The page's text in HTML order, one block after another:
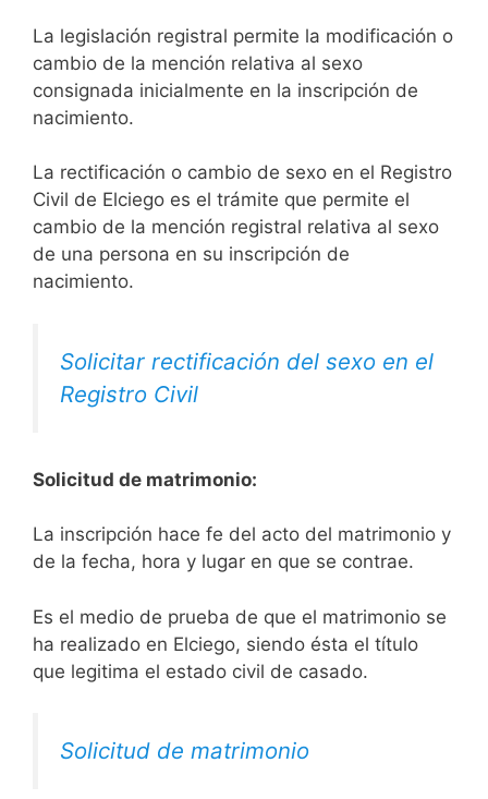
La legislación registral permite la modificación o
cambio de la mención relativa al sexo
consignada inicialmente en la inscripción de
nacimiento.
La rectificación o cambio de sexo en el Registro
Civil de Elciego es el trámite que permite el
cambio de la mención registral relativa al sexo
de una persona en su inscripción de
nacimiento.
Solicitar rectificación del sexo en el
Registro Civil
Solicitud de matrimonio:
La inscripción hace fe del acto del matrimonio y
de la fecha, hora y lugar en que se contrae.
Es el medio de prueba de que el matrimonio se
ha realizado en Elciego, siendo ésta el título
que legitima el estado civil de casado.
Solicitud de matrimonio